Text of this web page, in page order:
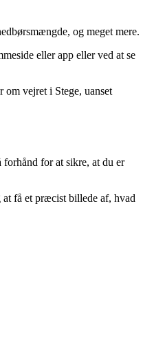
og meget mere.
eller app eller ved at se
vejret i Stege, uanset
for at sikre, at du er
få et præcist billede af, hvad